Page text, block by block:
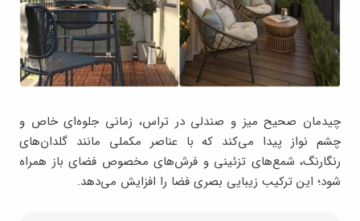
چیدمان صحیح میز و صندلی در تراس، زمانی جلوه‌ای خاص و
چشم ‌نواز پیدا می‌کند که با عناصر مکملی مانند گلدان‌های
رنگارنگ، شمع‌های تزئینی و فرش‌های مخصوص فضای باز همراه
شود؛ این ترکیب زیبایی بصری فضا را افزایش می‌دهد.